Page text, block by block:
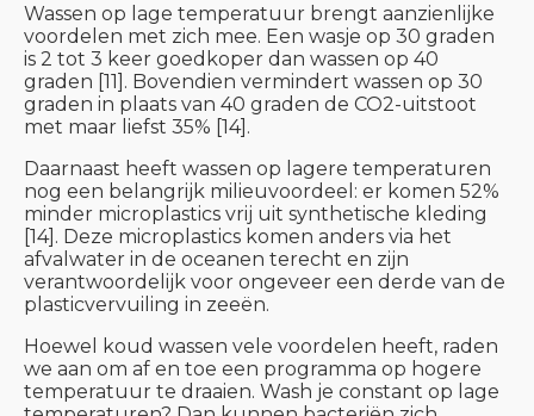
Wassen op lage temperatuur brengt aanzienlijke
voordelen met zich mee. Een wasje op 30 graden
is 2 tot 3 keer goedkoper dan wassen op 40
graden [11]. Bovendien vermindert wassen op 30
graden in plaats van 40 graden de CO2-uitstoot
met maar liefst 35% [14].
Daarnaast heeft wassen op lagere temperaturen
nog een belangrijk milieuvoordeel: er komen 52%
minder microplastics vrij uit synthetische kleding
[14]. Deze microplastics komen anders via het
afvalwater in de oceanen terecht en zijn
verantwoordelijk voor ongeveer een derde van de
plasticvervuiling in zeeën.
Hoewel koud wassen vele voordelen heeft, raden
we aan om af en toe een programma op hogere
temperatuur te draaien. Wash je constant op lage